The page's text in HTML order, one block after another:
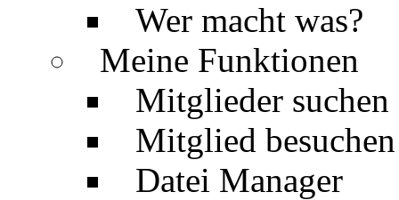
Wer macht was?
Meine Funktionen
Mitglieder suchen
Mitglied besuchen
Datei Manager